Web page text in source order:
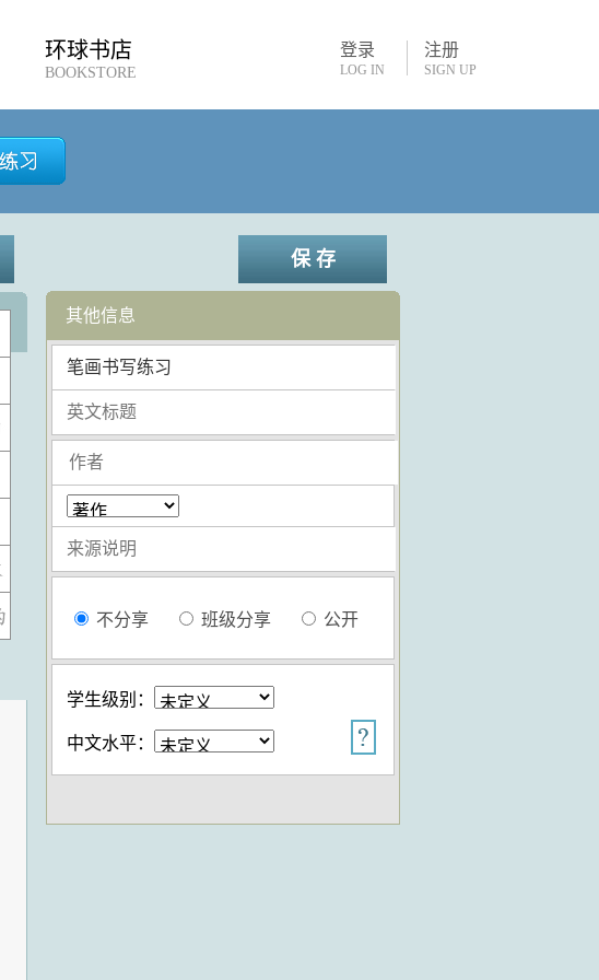
环球书店
BOOKSTORE
登录
LOG IN
注册
SIGN UP
保 存
其他信息
不分享 班级分享 公开
学生级别：
中文水平：